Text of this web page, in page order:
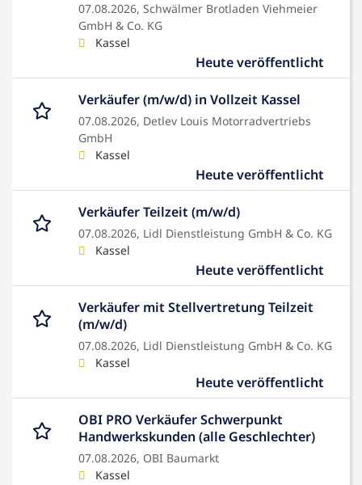
07.08.2026, Schwälmer Brotladen Viehmeier
GmbH & Co. KG
Kassel
Heute veröffentlicht
Verkäufer (m/w/d) in Vollzeit Kassel
07.08.2026, Detlev Louis Motorradvertriebs
GmbH
Kassel
Heute veröffentlicht
Verkäufer Teilzeit (m/w/d)
07.08.2026, Lidl Dienstleistung GmbH & Co. KG
Kassel
Heute veröffentlicht
Verkäufer mit Stellvertretung Teilzeit
(m/w/d)
07.08.2026, Lidl Dienstleistung GmbH & Co. KG
Kassel
Heute veröffentlicht
OBI PRO Verkäufer Schwerpunkt
Handwerkskunden (alle Geschlechter)
07.08.2026, OBI Baumarkt
Kassel